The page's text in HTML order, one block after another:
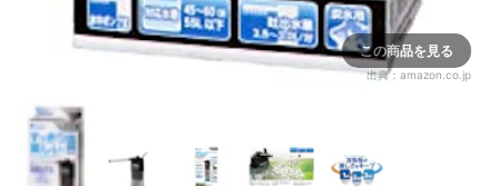
この商品を見る
出典： amazon.co.jp